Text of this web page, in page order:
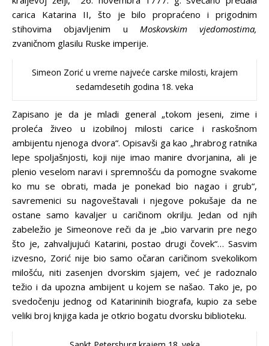
carica Katarina II, što je bilo propraćeno i prigodnim
stihovima objavljenim u Moskovskim vjedomostima,
zvaničnom glasilu Ruske imperije.
Simeon Zorić u vreme najveće carske milosti, krajem
sedamdesetih godina 18. veka
Zapisano je da je mladi general „tokom jeseni, zime i
proleća živeo u izobilnoj milosti carice i raskošnom
ambijentu njenoga dvora“. Opisavši ga kao „hrabrog ratnika
lepe spoljašnjosti, koji nije imao manire dvorjanina, ali je
plenio veselom naravi i spremnošću da pomogne svakome
ko mu se obrati, mada je ponekad bio nagao i grub“,
savremenici su nagoveštavali i njegove pokušaje da ne
ostane samo kavaljer u caričinom okrilju. Jedan od njih
zabeležio je Simeonove reči da je „bio varvarin pre nego
što je, zahvaljujući Katarini, postao drugi čovek“… Sasvim
izvesno, Zorić nije bio samo očaran caričinom svekolikom
milošću, niti zasenjen dvorskim sjajem, već je radoznalo
težio i da upozna ambijent u kojem se našao. Tako je, po
svedočenju jednog od Katarininih biografa, kupio za sebe
veliki broj knjiga kada je otkrio bogatu dvorsku biblioteku.